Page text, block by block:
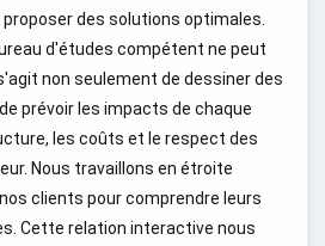
des solutions optimales.
d'études compétent ne peut
non seulement de dessiner des
prévoir les impacts de chaque
les coûts et le respect des
Nous travaillons en étroite
clients pour comprendre leurs
Cette relation interactive nous